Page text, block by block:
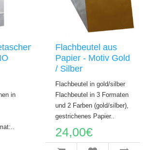
in
Flachbeutel aus
Papier - Motiv Gold
/ Silber
Flachbeutel in gold/silber
Flachbeutel in 3 Formaten
und 2 Farben (gold/silber),
gestrichenes Papier..
24,00€